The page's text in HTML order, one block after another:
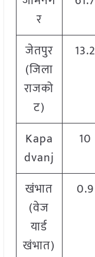
र
जेतपुर
(जिला
राजको
ट)
13.2
Kapa
dvanj
10
खंभात
(वेज
यार्ड
खंभात)
0.9